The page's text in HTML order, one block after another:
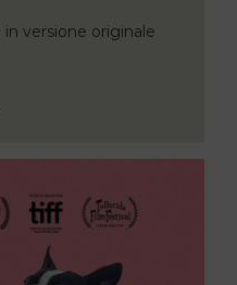
versione originale